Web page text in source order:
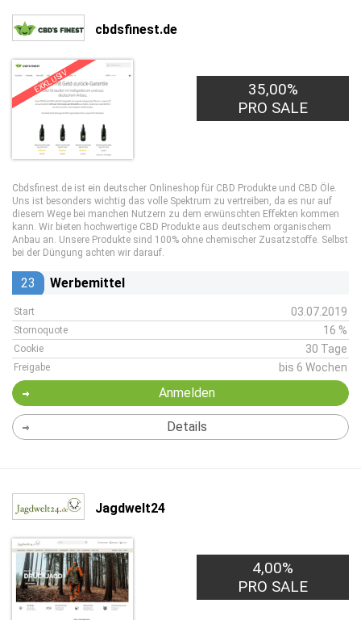
cbdsfinest.de
EXKLUSIV
35,00%
PRO SALE
Cbdsfinest.de ist ein deutscher Onlineshop für CBD Produkte und CBD Öle.
Uns ist besonders wichtig das volle Spektrum zu vertreiben, da es nur auf
diesem Wege bei manchen Nutzern zu dem erwünschten Effekten kommen
kann. Wir bieten hochwertige CBD Produkte aus deutschem organischem
Anbau an. Unsere Produkte sind 100% ohne chemischer Zusatzstoffe. Selbst
bei der Düngung achten wir darauf.
23 Werbemittel
Start 03.07.2019
Stornoquote 16 %
Cookie 30 Tage
Freigabe bis 6 Wochen
Anmelden
Details
Jagdwelt24
4,00%
PRO SALE